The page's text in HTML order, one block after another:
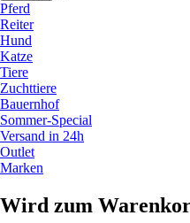
Pferd
Reiter
Hund
Katze
Tiere
Zuchttiere
Bauernhof
Sommer-Special
Versand in 24h
Outlet
Marken
Wird zum